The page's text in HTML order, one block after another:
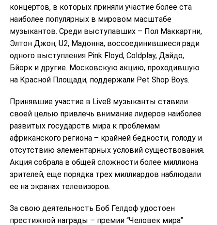
концертов, в которых приняли участие более ста
наиболее популярных в мировом масштабе
музыкантов. Среди выступавших – Пол Маккартни,
Элтон Джон, U2, Мадонна, воссоединившиеся ради
одного выступления Pink Floyd, Coldplay, Дайдо,
Бйорк и другие. Московскую акцию, проходившую
на Красной Площади, поддержали Pet Shop Boys.
Принявшие участие в Live8 музыканты ставили
своей целью привлечь внимание лидеров наиболее
развитых государств мира к проблемам
африканского региона – крайней бедности, голоду и
отсутствию элементарных условий существования.
Акция собрала в общей сложности более миллиона
зрителей, еще порядка трех миллиардов наблюдали
ее на экранах телевизоров.
За свою деятельность Боб Гелдоф удостоен
престижной награды – премии “Человек мира”